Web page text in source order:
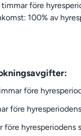
före
100% av
före
före
före hyresperiodens